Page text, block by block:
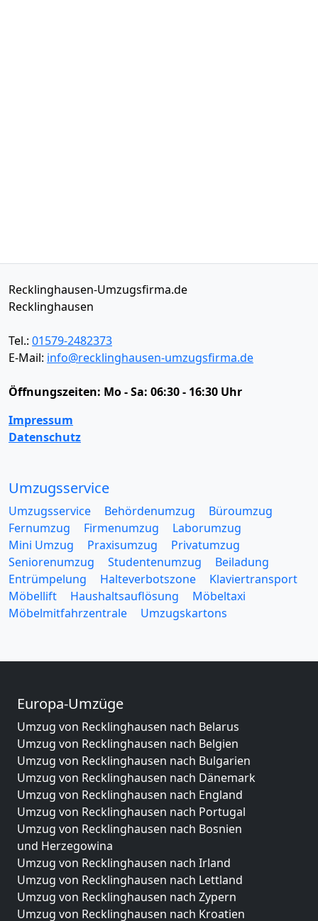
Recklinghausen-Umzugsfirma.de
Recklinghausen
Tel.: 01579-2482373
E-Mail: info@recklinghausen-umzugsfirma.de
Öffnungszeiten: Mo - Sa: 06:30 - 16:30 Uhr
Impressum
Datenschutz
Umzugsservice
Umzugsservice Behördenumzug
Büroumzug
Fernumzug
Firmenumzug
Laborumzug
Mini Umzug
Praxisumzug
Privatumzug
Seniorenumzug
Studentenumzug
Beiladung
Entrümpelung
Halteverbotszone
Klaviertransport
Möbellift
Haushaltsauflösung
Möbeltaxi
Möbelmitfahrzentrale
Umzugskartons
Europa-Umzüge
Umzug von Recklinghausen nach Belarus
Umzug von Recklinghausen nach Belgien
Umzug von Recklinghausen nach Bulgarien
Umzug von Recklinghausen nach Dänemark
Umzug von Recklinghausen nach England
Umzug von Recklinghausen nach Portugal
Umzug von Recklinghausen nach Bosnien
und Herzegowina
Umzug von Recklinghausen nach Irland
Umzug von Recklinghausen nach Lettland
Umzug von Recklinghausen nach Zypern
Umzug von Recklinghausen nach Kroatien